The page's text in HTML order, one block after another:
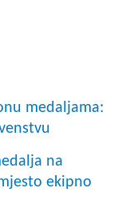
medaljama:
na
ekipno